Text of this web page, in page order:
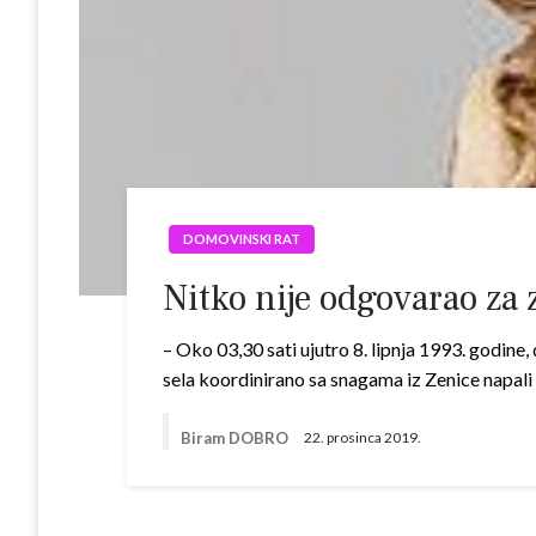
DOMOVINSKI RAT
Nitko nije odgovarao za
– Oko 03,30 sati ujutro 8. lipnja 1993.
sela koordinirano sa snagama iz Zenice
Biram DOBRO 22. prosinca 2019.